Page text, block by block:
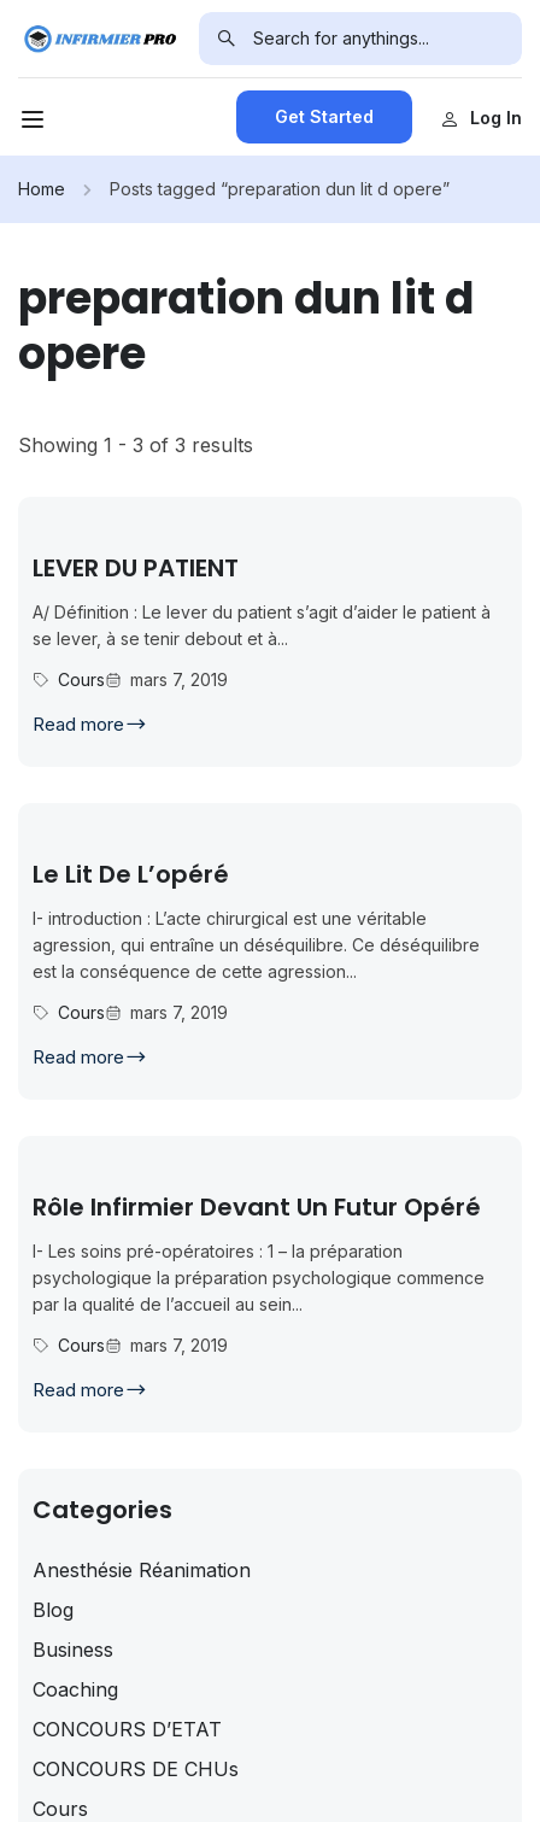
Get Started Log In
Home Posts tagged “preparation dun lit d opere”
preparation dun lit d
opere
Showing 1 - 3 of 3 results
LEVER DU PATIENT
A/ Définition : Le lever du patient s’agit d’aider le patient à
se lever, à se tenir debout et à...
Cours
mars 7, 2019
Read more
Le Lit De L’opéré
I- introduction : L’acte chirurgical est une véritable
agression, qui entraîne un déséquilibre. Ce déséquilibre
est la conséquence de cette agression...
Cours
mars 7, 2019
Read more
Rôle Infirmier Devant Un Futur Opéré
I- Les soins pré-opératoires : 1 – la préparation
psychologique la préparation psychologique commence
par la qualité de l’accueil au sein...
Cours
mars 7, 2019
Read more
Categories
Anesthésie Réanimation
Blog
Business
Coaching
CONCOURS D’ETAT
CONCOURS DE CHUs
Cours